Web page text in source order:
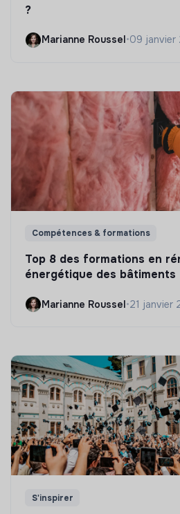
?
Marianne Roussel•09 janvier
Compétences & formations
Top 8 des formations en
énergétique des bâtiments
Marianne Roussel•21 janvier
S'inspirer